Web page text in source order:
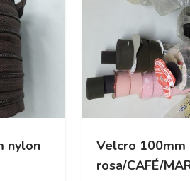
Velcro 100mm
rosa/CAFÉ/MARINHO